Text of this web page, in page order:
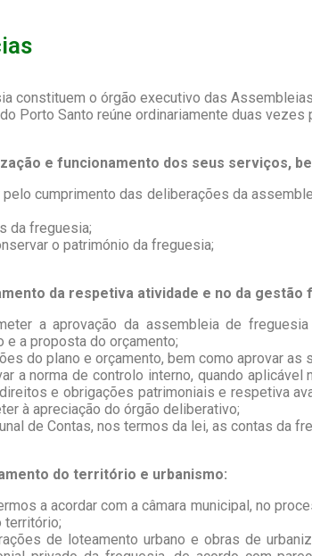
constituem o órgão executivo das
Porto Santo reúne ordinariamente duas
e funcionamento dos seus serviços,
pelo cumprimento das deliberações da
da freguesia;
o património da freguesia;
da respetiva atividade e no da gestão
a aprovação da assembleia de
e a proposta do orçamento;
do plano e orçamento, bem como aprovar as
a norma de controlo interno, quando
e obrigações patrimoniais e respetiva
à apreciação do órgão deliberativo;
de Contas, nos termos da lei, as contas da
do território e urbanismo:
a acordar com a câmara municipal, no
território;
de loteamento urbano e obras de